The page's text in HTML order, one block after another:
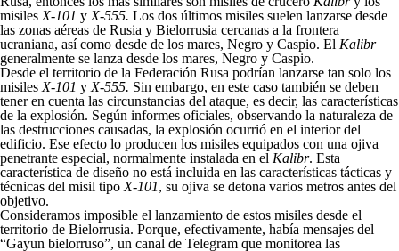
misiles X-101 y X-555. Los dos últimos misiles suelen lanzarse desde
las zonas aéreas de Rusia y Bielorrusia cercanas a la frontera
ucraniana, así como desde de los mares, Negro y Caspio. El Kalibr
generalmente se lanza desde los mares, Negro y Caspio.
Desde el territorio de la Federación Rusa podrían lanzarse tan solo los
misiles X-101 y X-555. Sin embargo, en este caso también se deben
tener en cuenta las circunstancias del ataque, es decir, las características
de la explosión. Según informes oficiales, observando la naturaleza de
las destrucciones causadas, la explosión ocurrió en el interior del
edificio. Ese efecto lo producen los misiles equipados con una ojiva
penetrante especial, normalmente instalada en el Kalibr. Esta
característica de diseño no está incluida en las características tácticas y
técnicas del misil tipo X-101, su ojiva se detona varios metros antes del
objetivo.
Consideramos imposible el lanzamiento de estos misiles desde el
territorio de Bielorrusia. Porque, efectivamente, había mensajes del
“Gayun bielorruso”, un canal de Telegram que monitorea las